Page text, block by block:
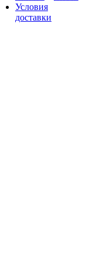
Условия
доставки